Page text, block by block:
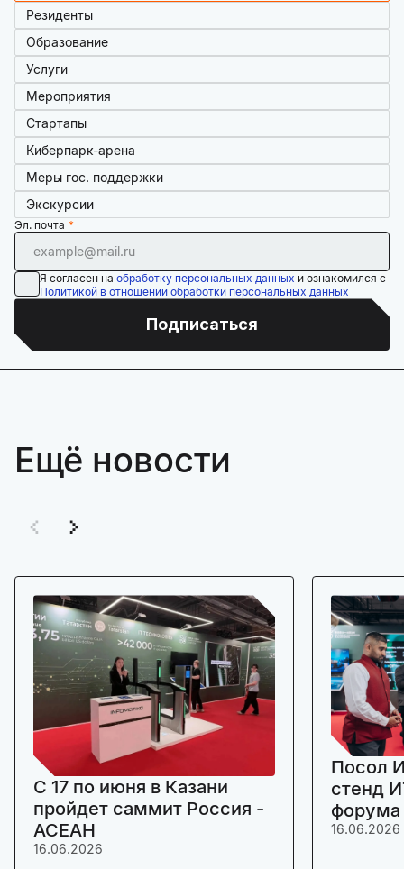
Резиденты
Образование
Услуги
Мероприятия
Стартапы
Киберпарк-арена
Меры гос. поддержки
Экскурсии
Эл. почта
Я согласен на обработку персональных данных и ознакомился с
Политикой в отношении обработки персональных данных
Подписаться
Ещё новости
C 17 по июня в Казани
пройдет саммит Россия -
АСЕАН
16.06.2026
Посол
стенд
16.06.2026